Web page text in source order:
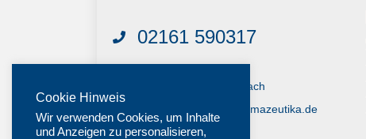
02161 590317
41063 Mönchengladbach
Senden Sie uns eine E-Mail
shop@sudhoff-tierpharmazeutika.de
Cookie Hinweis
Wir verwenden Cookies, um Inhalte
und Anzeigen zu personalisieren,